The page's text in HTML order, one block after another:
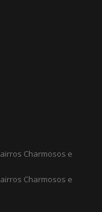
Charmosos e
Charmosos e